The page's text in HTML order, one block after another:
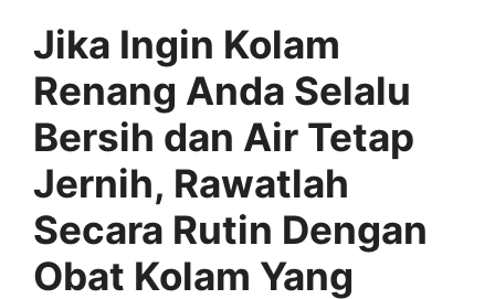
Jika Ingin Kolam
Renang Anda Selalu
Bersih dan Air Tetap
Jernih, Rawatlah
Secara Rutin Dengan
Obat Kolam Yang